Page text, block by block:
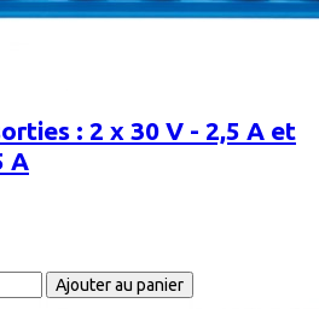
: 2 x 30 V - 2,5 A et
A